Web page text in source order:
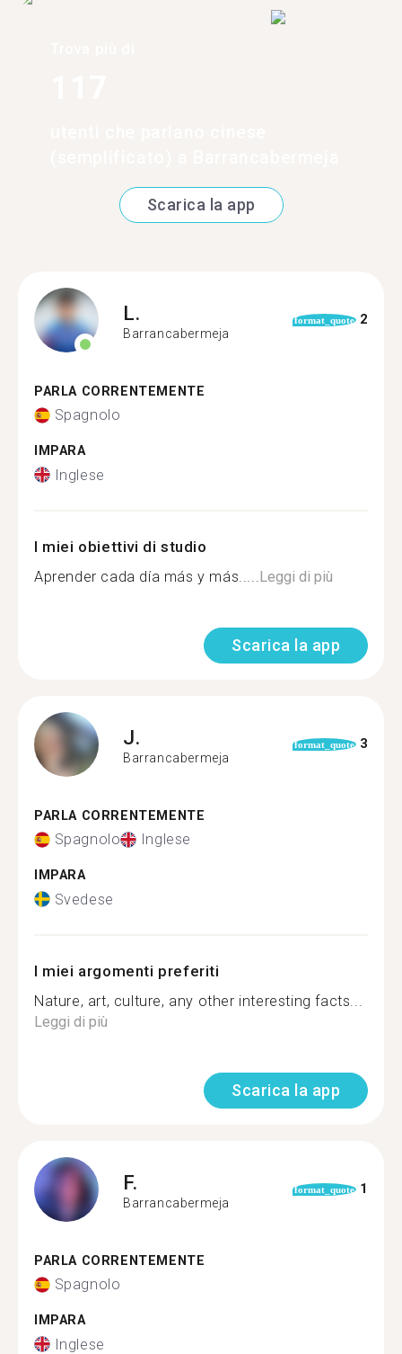
Scarica la app
L.
Barrancabermeja
format_quote 2
PARLA CORRENTEMENTE
Spagnolo
IMPARA
Inglese
I miei obiettivi di studio
Aprender cada día más y más..... Leggi di più
Scarica la app
J.
Barrancabermeja
format_quote 3
PARLA CORRENTEMENTE
Spagnolo Inglese
IMPARA
Svedese
I miei argomenti preferiti
Nature, art, culture, any other interesting facts...
Leggi di più
Scarica la app
F.
Barrancabermeja
format_quote 1
PARLA CORRENTEMENTE
Spagnolo
IMPARA
Inglese